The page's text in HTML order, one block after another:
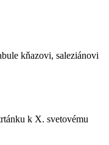
kňazovi, saleziánovi
k X. svetovému